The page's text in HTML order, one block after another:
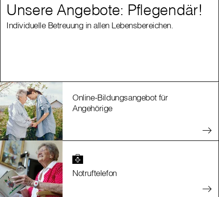
Unsere Angebote: Pflegendär!
Individuelle Betreuung in allen Lebensbereichen.
Unsere Angebote: Pflegendär!
Individuelle Betreuung in allen Lebensbereichen.
Online-Bildungsangebot für
Angehörige
Notruftelefon